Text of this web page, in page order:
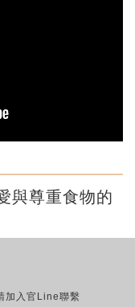
與尊重食物的
加入官Line聯繫